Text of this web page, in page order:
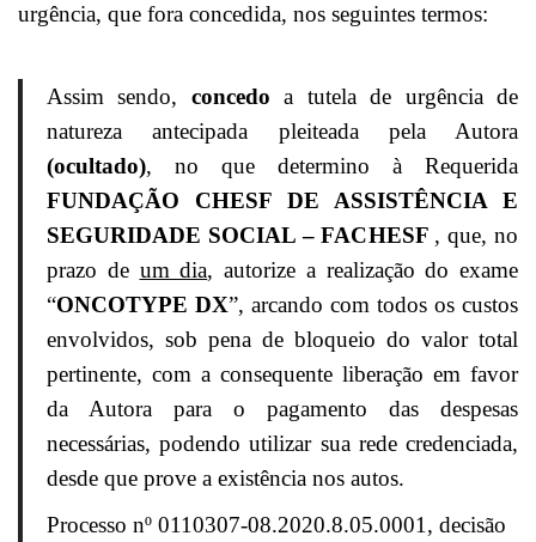
urgência, que fora concedida, nos seguintes termos:
Assim sendo, concedo a tutela de urgência de
natureza antecipada pleiteada pela Autora
(ocultado), no que determino à Requerida
FUNDAÇÃO CHESF DE ASSISTÊNCIA E
SEGURIDADE SOCIAL – FACHESF , que, no
prazo de um dia, autorize a realização do exame
“ONCOTYPE DX”, arcando com todos os custos
envolvidos, sob pena de bloqueio do valor total
pertinente, com a consequente liberação em favor
da Autora para o pagamento das despesas
necessárias, podendo utilizar sua rede credenciada,
desde que prove a existência nos autos.
Processo nº 0110307-08.2020.8.05.0001, decisão